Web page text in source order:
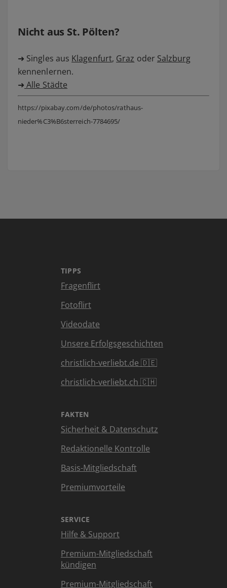
Nicht aus St. Pölten?
➜ Singles aus Klagenfurt, Graz oder Salzburg
kennenlernen.
➜ Alle Städte
https://pixabay.com/de/photos/rathaus-
nieder%C3%B6sterreich-7784695/
TIPPS
Fragenflirt
Fotoflirt
Videodate
Unsere Erfolgsgeschichten
christlich-verliebt.de 🇩🇪
christlich-verliebt.ch 🇨🇭
FAKTEN
Sicherheit & Datenschutz
Redaktionelle Kontrolle
Basis-Mitgliedschaft
Premiumvorteile
SERVICE
Hilfe & Support
Premium-Mitgliedschaft
kündigen
Premium-Mitgliedschaft